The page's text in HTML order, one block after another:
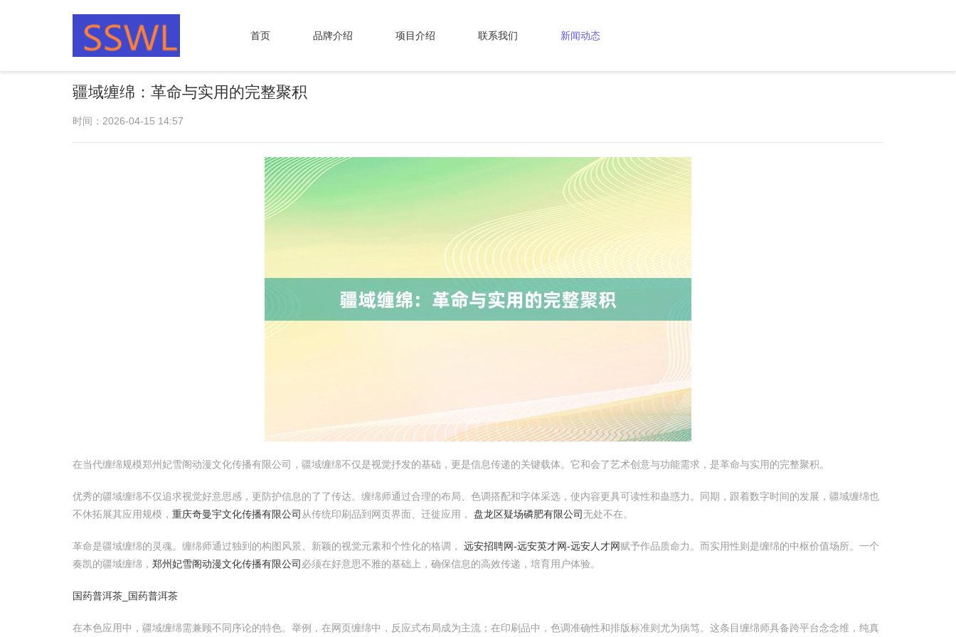
首页 品牌介绍 项目介绍 联系我们 新闻动态
疆域缠绵：革命与实用的完整聚积
时间：2026-04-15 14:57
在当代缠绵规模郑州妃雪阁动漫文化传播有限公司，疆域缠绵不仅是视觉抒发的基础，更是信息传递的关键载体。它和会了艺术创意与功能需求，是革命与实用的完整聚积。
优秀的疆域缠绵不仅追求视觉好意思感，更防护信息的了了传达。缠绵师通过合理的布局、色调搭配和字体采选，使内容更具可读性和蛊惑力。同期，跟着数字时间的发展，疆域缠绵也
不休拓展其应用规模， 重庆奇曼宇文化传播有限公司 从传统印刷品到网页界面、迁徙应用， 盘龙区疑场磷肥有限公司 无处不在。
革命是疆域缠绵的灵魂。缠绵师通过独到的构图风景、新颖的视觉元素和个性化的格调， 远安招聘网-远安英才网-远安人才网赋予作品质命力。而实用性则是缠绵的中枢价值场所。一个
奏凯的疆域缠绵， 郑州妃雪阁动漫文化传播有限公司 必须在好意思不雅的基础上，确保信息的高效传递，培育用户体验。
国药普洱茶_国药普洱茶
在本色应用中，疆域缠绵需兼顾不同序论的特色。举例，在网页缠绵中，反应式布局成为主流；在印刷品中，色调准确性和排版标准则尤为病笃。这条目缠绵师具备跨平台念念维，纯真